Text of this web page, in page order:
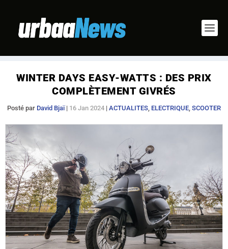
WINTER DAYS EASY-WATTS : DES PRIX
COMPLÈTEMENT GIVRÉS
Posté par David Bjaï| 16 Jan 2024 | ACTUALITES, ELECTRIQUE, SCOOTER